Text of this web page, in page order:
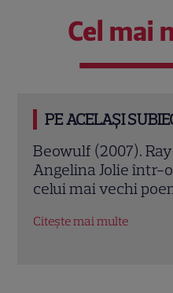
Cel mai
PE ACELAȘI
epică a
Jack Ryan:
Chris Pine și
contra